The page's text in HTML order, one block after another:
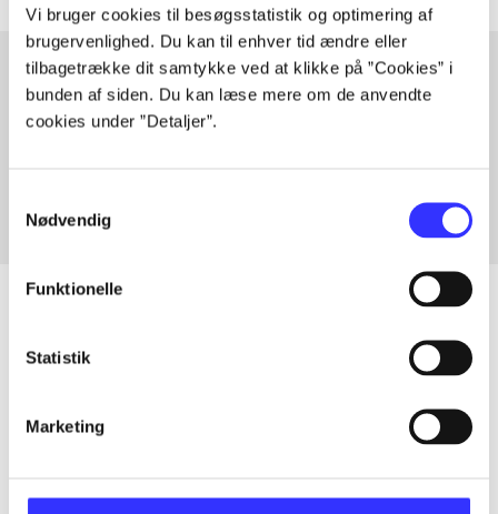
Vi bruger cookies til besøgsstatistik og optimering af
brugervenlighed. Du kan til enhver tid ændre eller
tilbagetrække dit samtykke ved at klikke på ”Cookies” i
bunden af siden. Du kan læse mere om de anvendte
cookies under ”Detaljer”.
Nødvendig
Funktionelle
Statistik
Marketing
Artikler med samme emner
Artikler